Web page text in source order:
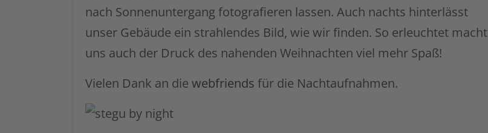
nach Sonnenuntergang fotografieren lassen. Auch nachts hinterlässt
unser Gebäude ein strahlendes Bild, wie wir finden. So erleuchtet macht
uns auch der Druck des nahenden Weihnachten viel mehr Spaß!
Vielen Dank an die webfriends für die Nachtaufnahmen.